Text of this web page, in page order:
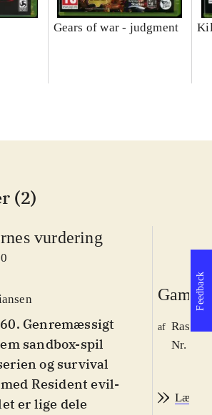
Gears of war - judgment
(2)
vurdering
Genremæssigt
sandbox-spil
og survival
Resident evil-
er lige dele
Game
af
Nr.
Læs
Feedback